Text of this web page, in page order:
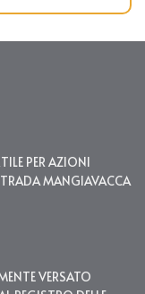
PER AZIONI
MANGIAVACCA
VERSATO